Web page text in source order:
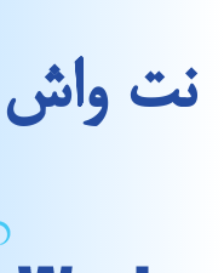
نت واش